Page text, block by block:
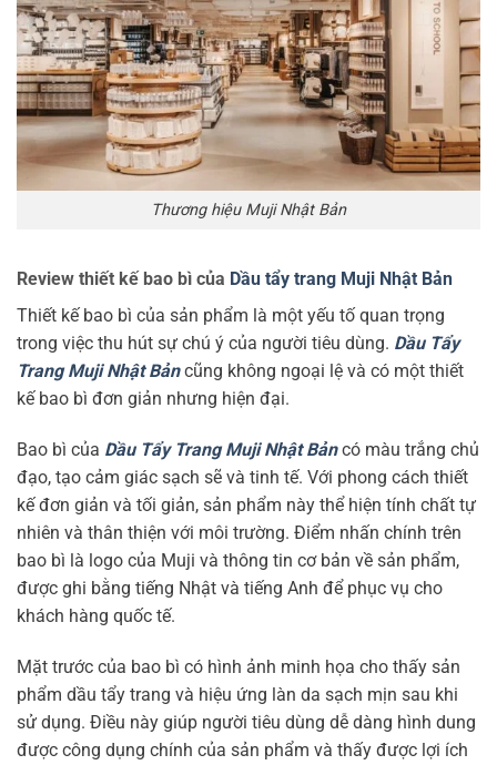
Thương hiệu Muji Nhật Bản
Review thiết kế bao bì của Dầu tẩy trang Muji Nhật Bản
Thiết kế bao bì của sản phẩm là một yếu tố quan trọng
trong việc thu hút sự chú ý của người tiêu dùng. Dầu Tẩy
Trang Muji Nhật Bảncũng không ngoại lệ và có một thiết
kế bao bì đơn giản nhưng hiện đại.
Bao bì của Dầu Tẩy Trang Muji Nhật Bảncó màu trắng chủ
đạo, tạo cảm giác sạch sẽ và tinh tế. Với phong cách thiết
kế đơn giản và tối giản, sản phẩm này thể hiện tính chất tự
nhiên và thân thiện với môi trường. Điểm nhấn chính trên
bao bì là logo của Muji và thông tin cơ bản về sản phẩm,
được ghi bằng tiếng Nhật và tiếng Anh để phục vụ cho
khách hàng quốc tế.
Mặt trước của bao bì có hình ảnh minh họa cho thấy sản
phẩm dầu tẩy trang và hiệu ứng làn da sạch mịn sau khi
sử dụng. Điều này giúp người tiêu dùng dễ dàng hình dung
được công dụng chính của sản phẩm và thấy được lợi ích